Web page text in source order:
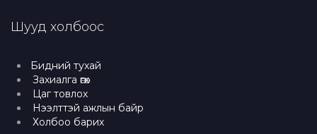
Шууд холбоос
Бидний тухай
Захиалга өгөх
Цаг товлох
Нээлттэй ажлын байр
Холбоо барих